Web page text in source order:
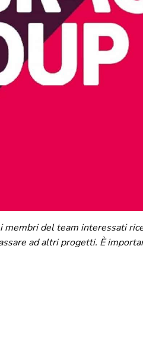
del team interessati
ad altri progetti. È